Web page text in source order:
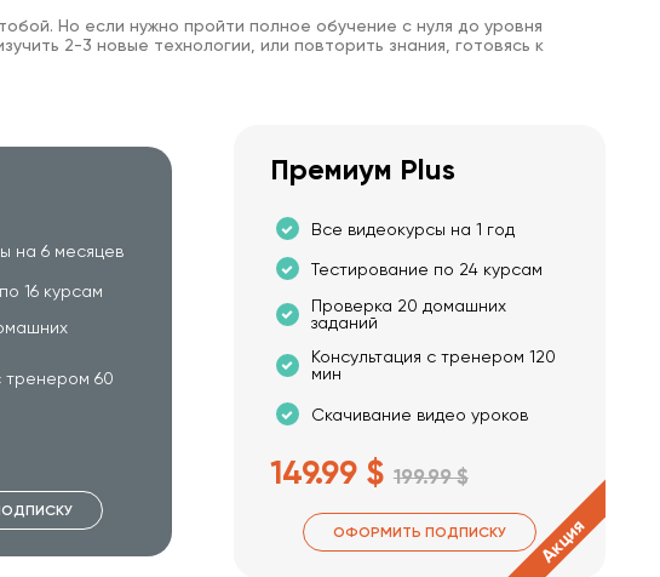
Как правильно составить резюме для
Но если нужно пройти полное обучение с нуля до уровня
2-3 новые технологии, или повторить знания, готовясь к
на 6 месяцев
16 курсам
тренером 60
Премиум Plus
Все видеокурсы на 1 год
Тестирование по 24 курсам
Проверка 20 домашних
заданий
Консультация с тренером 120
мин
Скачивание видео уроков
149.99 $ 199.99 $
ОФОРМИТЬ ПОДПИСКУ Акция